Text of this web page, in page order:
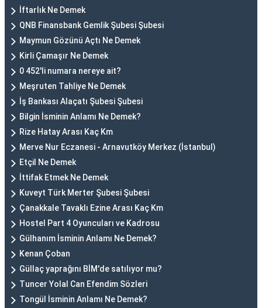
İftarlık Ne Demek
QNB Finansbank Gemlik Şubesi Şubesi
Maymun Gözünü Açtı Ne Demek
Kirli Çamaşır Ne Demek
0 452'li numara nereye ait?
Meşruten Tahliye Ne Demek
İş Bankası Alaçatı Şubesi Şubesi
Bilgin İsminin Anlamı Ne Demek?
Rize Hatay Arası Kaç Km
Merve Nur Eczanesi - Arnavutköy Merkez (İstanbul)
Etçil Ne Demek
İttifak Etmek Ne Demek
Kuveyt Türk Merter Şubesi Şubesi
Çanakkale Tavaklı Ezine Arası Kaç Km
Hostel Part 4 Oyuncuları ve Kadrosu
Gülhanım İsminin Anlamı Ne Demek?
Kenan Çoban
Güllaç yaprağını BİM'de satılıyor mu?
Tuncer Yolal Can Efendim Sözleri
Tongül İsminin Anlamı Ne Demek?